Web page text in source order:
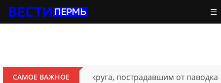
☰
САМОЕ ВАЖНОЕ
Октябрьского округа, пострадавшим от паводка